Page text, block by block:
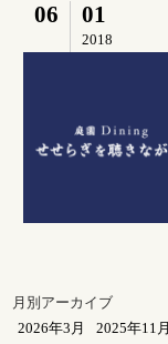
06 01
2018
月別アーカイブ
2026年3月
2025年11月